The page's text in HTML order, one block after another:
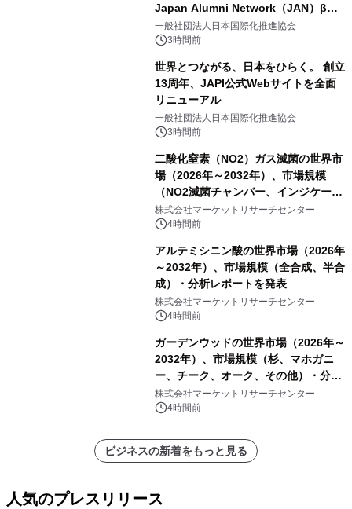
Japan Alumni Network（JAN）β版
をリリース
一般社団法人日本国際化推進協会
3時間前
世界とつながる、日本をひらく。 創立
13周年、JAPI公式Webサイトを全面
リニューアル
一般社団法人日本国際化推進協会
3時間前
二酸化窒素（NO2）ガス滅菌の世界市
場（2026年～2032年）、市場規模
（NO2滅菌チャンバー、インジケータ
ーおよびモニタリングシステム、その
他）・分析レポートを発表
株式会社マーケットリサーチセンター
4時間前
アルテミシニン酸の世界市場（2026年
～2032年）、市場規模（全合成、半合
成）・分析レポートを発表
株式会社マーケットリサーチセンター
4時間前
ガーデンウッドの世界市場（2026年～
2032年）、市場規模（杉、マホガニ
ー、チーク、オーク、その他）・分析
レポートを発表
株式会社マーケットリサーチセンター
4時間前
ビジネスの新着をもっと見る
人気のプレスリリース